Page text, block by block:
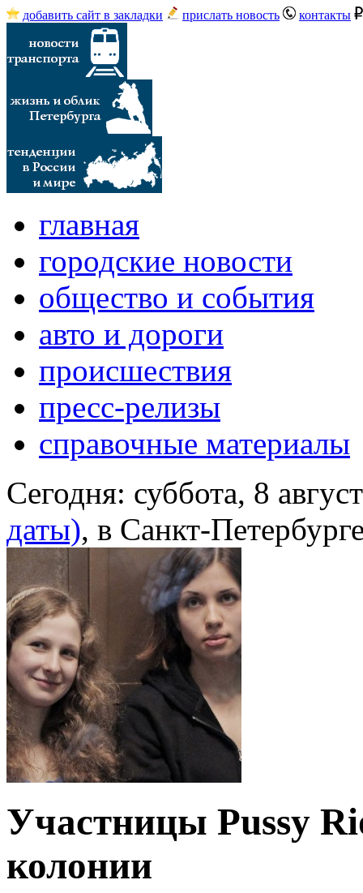
добавить сайт в закладки прислать новость контакты
главная
городские новости
общество и события
авто и дороги
происшествия
пресс-релизы
справочные материалы
Сегодня: суббота, 8
даты), в Санкт-
Участницы Pussy
колонии